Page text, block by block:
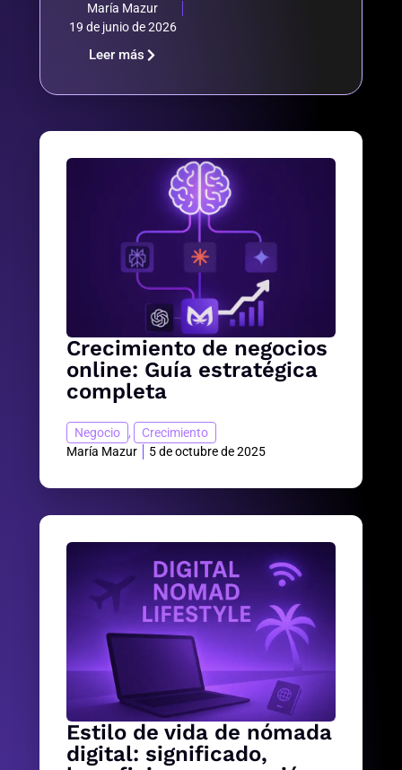
María Mazur
19 de junio de 2026
Leer más
Crecimiento de negocios
online: Guía estratégica
completa
Negocio ,
Crecimiento
María Mazur
5 de octubre de 2025
Estilo de vida de nómada
digital: significado,